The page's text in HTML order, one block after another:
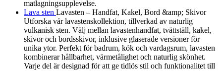
matlagningsupplevelse.
Lava sten Lavasten – Handfat, Kakel, Bord &amp; Skivor
Utforska vår lavastenskollektion, tillverkad av naturlig
vulkanisk sten. Välj mellan lavastenhandfat, tvättställ, kakel,
skivor och bordsskivor, inklusive glaserade versioner för
unika ytor. Perfekt för badrum, kök och vardagsrum, lavasten
kombinerar hållbarhet, värmetålighet och naturlig skönhet.
Varje del är designad för att ge tidlös stil och funktionalitet till